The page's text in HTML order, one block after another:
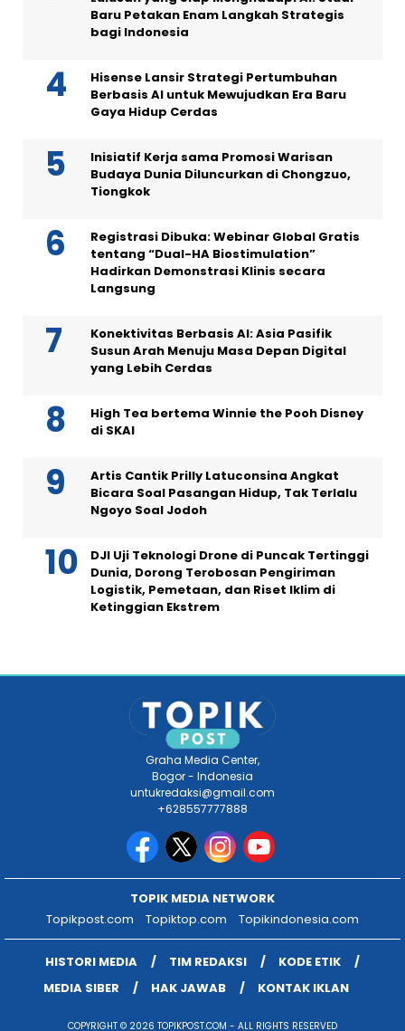
Baru Petakan Enam Langkah Strategis
bagi Indonesia
Hisense Lansir Strategi Pertumbuhan
Berbasis AI untuk Mewujudkan Era Baru
Gaya Hidup Cerdas
Inisiatif Kerja sama Promosi Warisan
Budaya Dunia Diluncurkan di Chongzuo,
Tiongkok
Registrasi Dibuka: Webinar Global Gratis
tentang “Dual-HA Biostimulation”
Hadirkan Demonstrasi Klinis secara
Langsung
Konektivitas Berbasis AI: Asia Pasifik
Susun Arah Menuju Masa Depan Digital
yang Lebih Cerdas
High Tea bertema Winnie the Pooh Disney
di SKAI
Artis Cantik Prilly Latuconsina Angkat
Bicara Soal Pasangan Hidup, Tak Terlalu
Ngoyo Soal Jodoh
DJI Uji Teknologi Drone di Puncak Tertinggi
Dunia, Dorong Terobosan Pengiriman
Logistik, Pemetaan, dan Riset Iklim di
Ketinggian Ekstrem
Graha Media Center,
Bogor - Indonesia
untukredaksi@gmail.com
+628557777888
TOPIK MEDIA NETWORK
Topikpost.com
Topiktop.com Topikindonesia.com
HISTORI MEDIA TIM REDAKSI
KODE ETIK
MEDIA SIBER
HAK JAWAB KONTAK IKLAN
COPYRIGHT © 2026 TOPIKPOST.COM - ALL RIGHTS RESERVED